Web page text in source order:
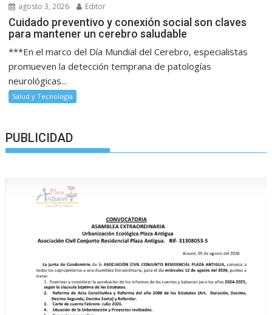
agosto 3, 2026 Editor
Cuidado preventivo y conexión social son claves
para mantener un cerebro saludable
***En el marco del Día Mundial del Cerebro, especialistas
promueven la detección temprana de patologías
neurológicas...
Salud y Tecnología
PUBLICIDAD